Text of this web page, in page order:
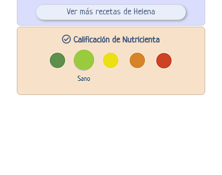
Ver más recetas de Helena
Calificación de Nutricienta